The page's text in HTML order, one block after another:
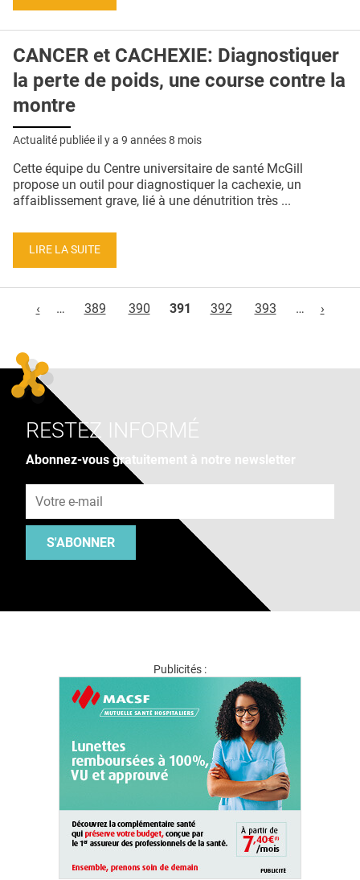
CANCER et CACHEXIE: Diagnostiquer
la perte de poids, une course contre la
montre
Actualité publiée il y a 9 années 8 mois
Cette équipe du Centre universitaire de santé McGill
propose un outil pour diagnostiquer la cachexie, un
affaiblissement grave, lié à une dénutrition très ...
LIRE LA SUITE
‹
… 389 390 391 392 393 … ›
RESTEZ INFORMÉ
Abonnez-vous gratuitement à notre newsletter
S'ABONNER
Publicités :